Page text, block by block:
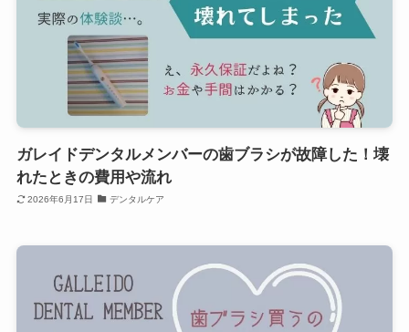
ガレイドデンタルメンバーの歯ブラシが故障した！壊
れたときの費用や流れ
2026年6月17日 デンタルケア